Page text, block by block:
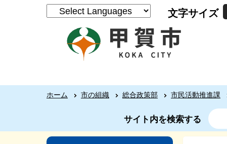
文字サイズ
ホーム 市の組織 総合政策部 市民活動推進課
サイト内を検索する